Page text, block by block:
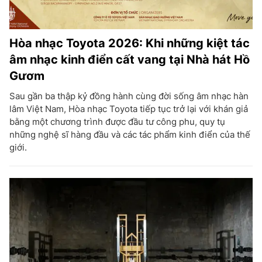
Hòa nhạc Toyota 2026: Khi những kiệt tác
âm nhạc kinh điển cất vang tại Nhà hát Hồ
Gươm
Sau gần ba thập kỷ đồng hành cùng đời sống âm nhạc hàn
lâm Việt Nam, Hòa nhạc Toyota tiếp tục trở lại với khán giả
bằng một chương trình được đầu tư công phu, quy tụ
những nghệ sĩ hàng đầu và các tác phẩm kinh điển của thế
giới.